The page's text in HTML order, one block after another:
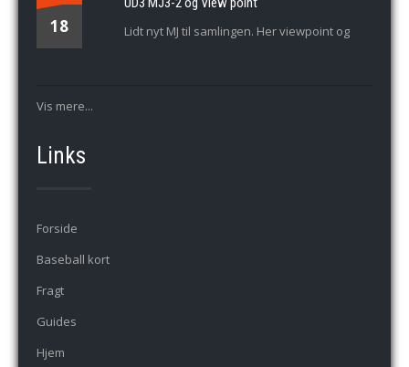
18
Lidt nyt MJ til samlingen. Her viewpoint og
Vis mere...
Links
Forside
Baseball kort
Fragt
Guides
Hjem